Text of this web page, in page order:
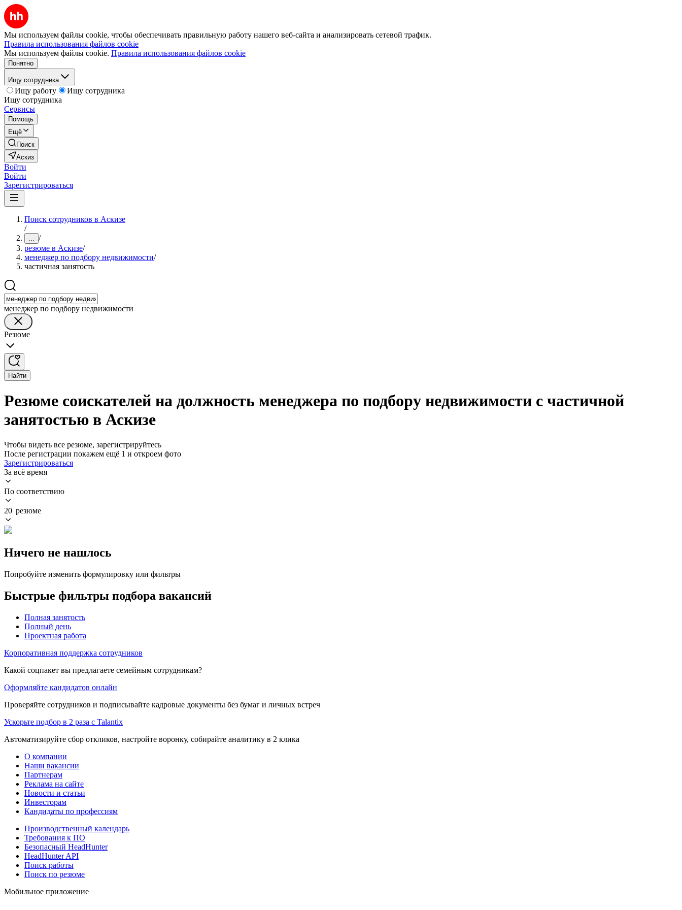
Мы используем файлы cookie, чтобы обеспечивать правильную работу нашего веб-сайта и анализировать сетевой трафик.
Правила использования файлов cookie
Мы используем файлы cookie. Правила использования файлов cookie
Понятно
Ищу сотрудника
Ищу работу
Ищу сотрудника
Ищу сотрудника
Сервисы
Помощь
Ещё
Поиск
Аскиз
Войти
Войти
Зарегистрироваться
Поиск сотрудников в Аскизе
/
... /
резюме в Аскизе/
менеджер по подбору недвижимости/
частичная занятость
менеджер по подбору недвижимости
Резюме
Найти
Резюме соискателей на должность менеджера по подбору недвижимости с частичной
занятостью в Аскизе
Чтобы видеть все резюме, зарегистрируйтесь
После регистрации покажем ещё 1 и откроем фото
Зарегистрироваться
За всё время
По соответствию
20 резюме
Ничего не нашлось
Попробуйте изменить формулировку или фильтры
Быстрые фильтры подбора вакансий
Полная занятость
Полный день
Проектная работа
Корпоративная поддержка сотрудников
Какой соцпакет вы предлагаете семейным сотрудникам?
Оформляйте кандидатов онлайн
Проверяйте сотрудников и подписывайте кадровые документы без бумаг и личных встреч
Ускорьте подбор в 2 раза с Talantix
Автоматизируйте сбор откликов, настройте воронку, собирайте аналитику в 2 клика
О компании
Наши вакансии
Партнерам
Реклама на сайте
Новости и статьи
Инвесторам
Кандидаты по профессиям
Производственный календарь
Требования к ПО
Безопасный HeadHunter
HeadHunter API
Поиск работы
Поиск по резюме
Мобильное приложение